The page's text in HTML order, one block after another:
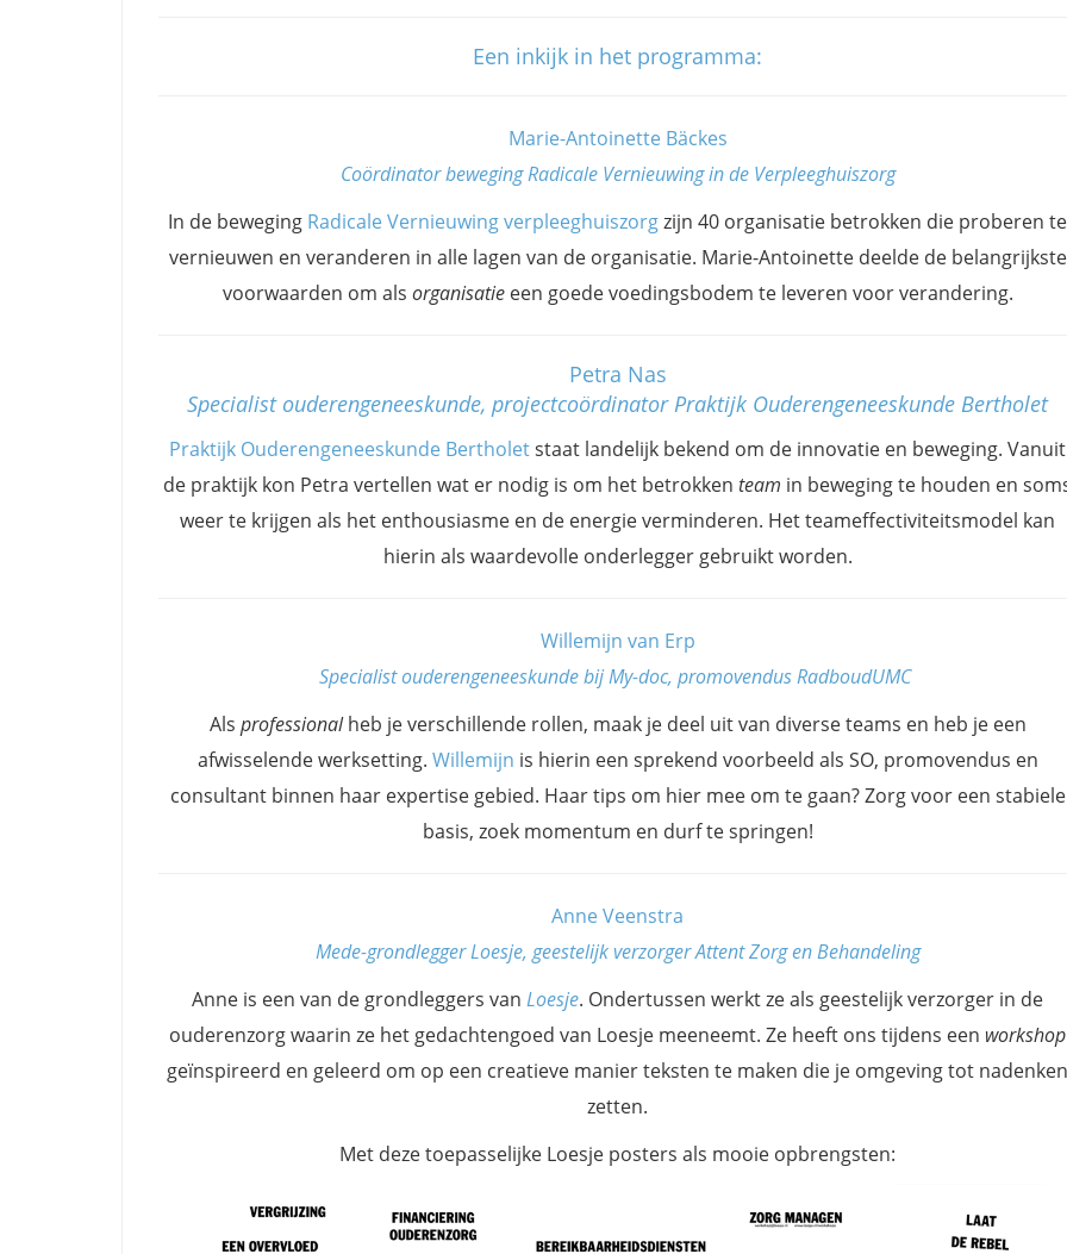
Een inkijk in het programma:
Marie-Antoinette Bäckes
Coördinator beweging Radicale Vernieuwing in de Verpleeghuiszorg
In de beweging Radicale Vernieuwing verpleeghuiszorgzijn 40 organisatie betrokken die proberen te
vernieuwen en veranderen in alle lagen van de organisatie. Marie-Antoinette deelde de belangrijkste
voorwaarden om als organisatieeen goede voedingsbodem te leveren voor verandering.
Petra Nas
Specialist ouderengeneeskunde, projectcoördinator Praktijk Ouderengeneeskunde Bertholet
Praktijk Ouderengeneeskunde Bertholetstaat landelijk bekend om de innovatie en beweging. Vanuit
de praktijk kon Petra vertellen wat er nodig is om het betrokken team in beweging te houden en
weer te krijgen als het enthousiasme en de energie verminderen. Het teameffectiviteitsmodel kan
hierin als waardevolle onderlegger gebruikt worden.
Willemijn van Erp
Specialist ouderengeneeskunde bij My-doc, promovendus RadboudUMC
Als professionalheb je verschillende rollen, maak je deel uit van diverse teams en heb je een
afwisselende werksetting. Willemijn is hierin een sprekend voorbeeld als SO, promovendus en
consultant binnen haar expertise gebied. Haar tips om hier mee om te gaan? Zorg voor een stabiele
basis, zoek momentum en durf te springen!
Anne Veenstra
Mede-grondlegger Loesje, geestelijk verzorger Attent Zorg en Behandeling
Anne is een van de grondleggers van Loesje. Ondertussen werkt ze als geestelijk verzorger in de
ouderenzorg waarin ze het gedachtengoed van Loesje meeneemt. Ze heeft ons tijdens een workshop
geïnspireerd en geleerd om op een creatieve manier teksten te maken die je omgeving tot nadenken
zetten.
Met deze toepasselijke Loesje posters als mooie opbrengsten: